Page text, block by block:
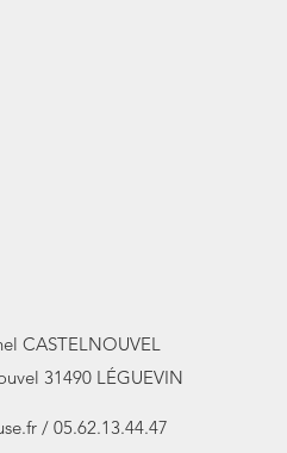
CASTELNOUVEL
31490 LÉGUEVIN
/ 05.62.13.44.47